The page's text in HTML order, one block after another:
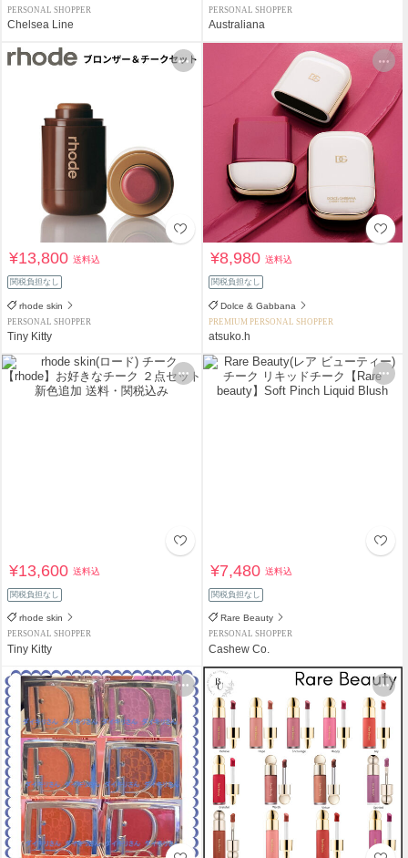
PERSONAL SHOPPER
Chelsea Line
PERSONAL SHOPPER
Australiana
¥13,800送料込
関税負担なし
rhode skin
PERSONAL SHOPPER
Tiny Kitty
¥8,980送料込
関税負担なし
Dolce & Gabbana
PREMIUM PERSONAL SHOPPER
atsuko.h
¥13,600送料込
関税負担なし
rhode skin
PERSONAL SHOPPER
Tiny Kitty
¥7,480送料込
関税負担なし
Rare Beauty
PERSONAL SHOPPER
Cashew Co.